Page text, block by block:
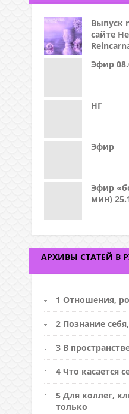
Выпуск
сайте
Эфир
НГ
Эфир
Эфир
мин)
АРХИВЫ СТАТЕЙ В
1 Отношения,
2 Познание
3 В
4 Что касается
5 Для коллег,
только